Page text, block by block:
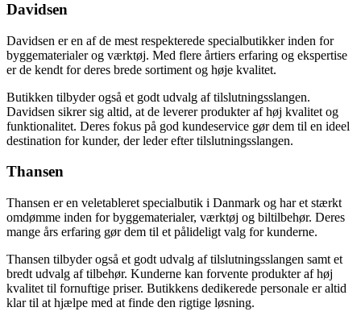
Davidsen
Davidsen er en af de mest respekterede specialbutikker inden for
byggematerialer og værktøj. Med flere årtiers erfaring og ekspertise
er de kendt for deres brede sortiment og høje kvalitet.
Butikken tilbyder også et godt udvalg af tilslutningsslangen.
Davidsen sikrer sig altid, at de leverer produkter af høj kvalitet og
funktionalitet. Deres fokus på god kundeservice gør dem til en ideel
destination for kunder, der leder efter tilslutningsslangen.
Thansen
Thansen er en veletableret specialbutik i Danmark og har et stærkt
omdømme inden for byggematerialer, værktøj og biltilbehør. Deres
mange års erfaring gør dem til et pålideligt valg for kunderne.
Thansen tilbyder også et godt udvalg af tilslutningsslangen samt et
bredt udvalg af tilbehør. Kunderne kan forvente produkter af høj
kvalitet til fornuftige priser. Butikkens dedikerede personale er altid
klar til at hjælpe med at finde den rigtige løsning.